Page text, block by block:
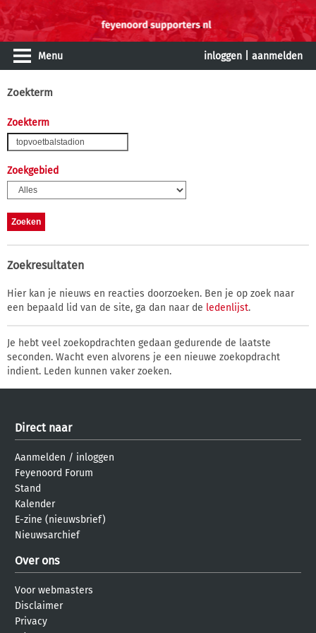
Menu inloggen aanmelden
Zoekterm
Zoekterm
Zoekgebied
Zoekresultaten
Hier kan je nieuws en reacties doorzoeken. Ben je op zoek naar
een bepaald lid van de site, ga dan naar de ledenlijst.
Je hebt veel zoekopdrachten gedaan gedurende de laatste
seconden. Wacht even alvorens je een nieuwe zoekopdracht
indient. Leden kunnen vaker zoeken.
Direct naar
Aanmelden / inloggen
Feyenoord Forum
Stand
Kalender
E-zine (nieuwsbrief)
Nieuwsarchief
Over ons
Voor webmasters
Disclaimer
Privacy